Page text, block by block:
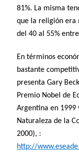
81%. La misma
que la religión era
del 40 al 55%
En términos
bastante
presenta Gary
Premio Nobel de
Argentina en 1999
Naturaleza de la
2000), :
http://